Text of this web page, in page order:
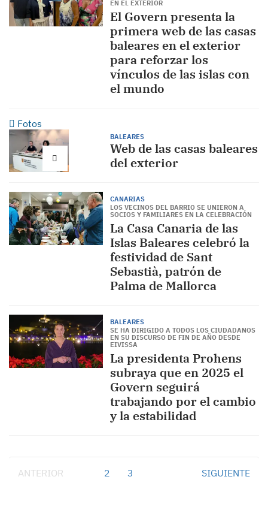
EN EL EXTERIOR
El Govern presenta la
primera web de las casas
baleares en el exterior
para reforzar los
vínculos de las islas con
el mundo
Fotos
BALEARES
Web de las casas baleares
del exterior
CANARIAS
LOS VECINOS DEL BARRIO SE UNIERON A
SOCIOS Y FAMILIARES EN LA CELEBRACIÓN
La Casa Canaria de las
Islas Baleares celebró la
festividad de Sant
Sebastià, patrón de
Palma de Mallorca
BALEARES
SE HA DIRIGIDO A TODOS LOS CIUDADANOS
EN SU DISCURSO DE FIN DE AÑO DESDE
EIVISSA
La presidenta Prohens
subraya que en 2025 el
Govern seguirá
trabajando por el cambio
y la estabilidad
ANTERIOR 2 3 SIGUIENTE